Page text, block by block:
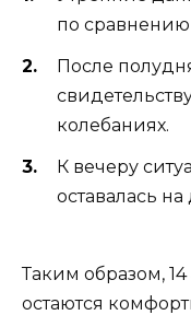
по
После
колебаниях.
К вечеру
оставалась
Таким образом, 14
остаются